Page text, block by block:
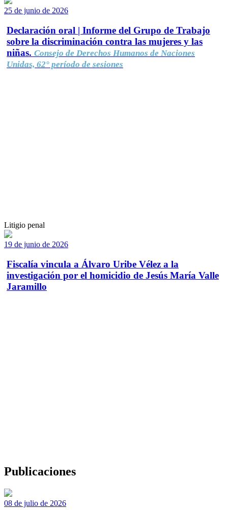
25 de junio de 2026
Declaración oral | Informe del Grupo de Trabajo
sobre la discriminación contra las mujeres y las
niñas. Consejo de Derechos Humanos de Naciones
Unidas, 62° período de sesiones
Litigio penal
19 de junio de 2026
Fiscalía vincula a Álvaro Uribe Vélez a la
investigación por el homicidio de Jesús María Valle
Jaramillo
Publicaciones
08 de julio de 2026